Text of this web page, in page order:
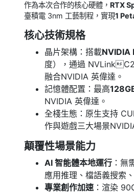
作為本次合作的核心硬體， RTX
臺積電 3nm 工藝制程，實現1
核心技術規格
晶片架構：搭載NVIDIA
度），通過 NVLink
融合NVIDIA 英偉達。
記憶體配置：最高
NVIDIA 英偉達。
全棧生態：原生支持
作與遊戲三大場景
顛覆性場景能力
AI 智能體本地運行 ：無
應用推理、檔語義搜索
專業創作加速：渲染